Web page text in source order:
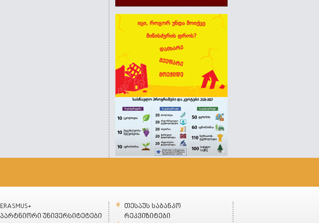
ERASMUS+
პარტნიორი უნივერსიტეტები
თესაუს საბანკო
რეკვიზიტები